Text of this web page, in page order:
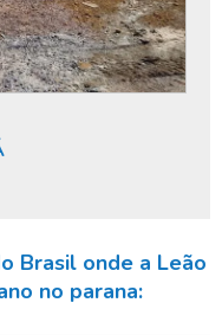
Brasil onde a Leão
no parana: